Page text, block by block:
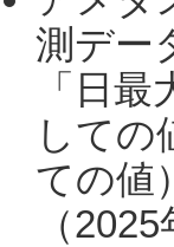
測デー
「日
しての
ての値
（